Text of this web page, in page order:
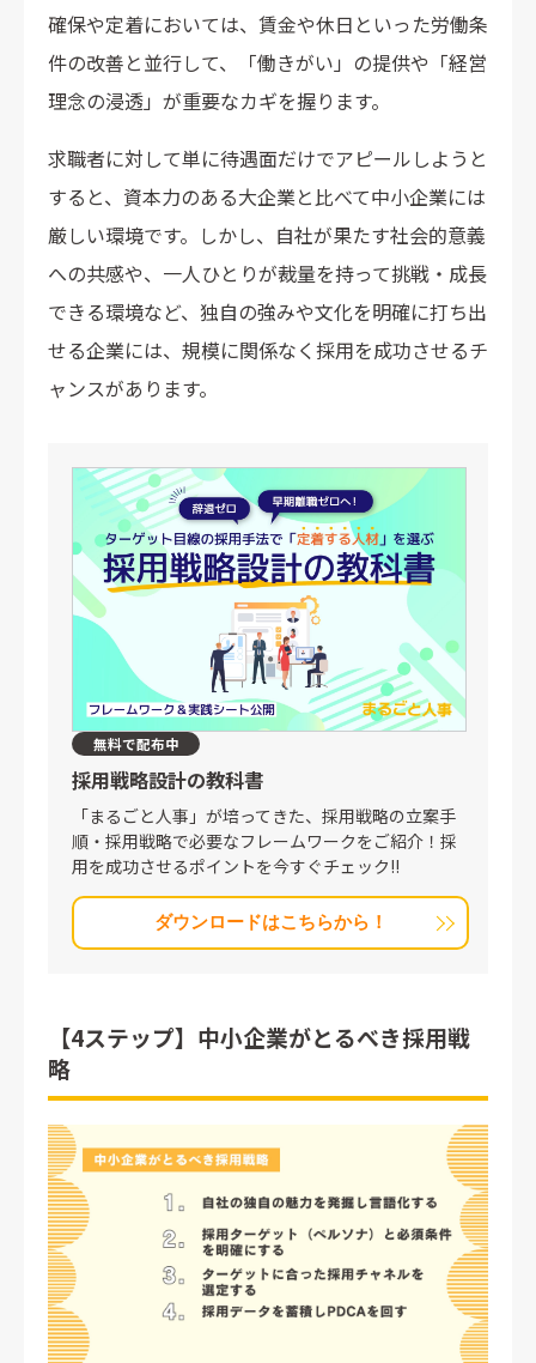
確保や定着においては、賃金や休日といった労働条
件の改善と並行して、「働きがい」の提供や「経営
理念の浸透」が重要なカギを握ります。
求職者に対して単に待遇面だけでアピールしようと
すると、資本力のある大企業と比べて中小企業には
厳しい環境です。しかし、自社が果たす社会的意義
への共感や、一人ひとりが裁量を持って挑戦・成長
できる環境など、独自の強みや文化を明確に打ち出
せる企業には、規模に関係なく採用を成功させるチ
ャンスがあります。
無料で配布中
採用戦略設計の教科書
「まるごと人事」が培ってきた、採用戦略の立案手
順・採用戦略で必要なフレームワークをご紹介！採
用を成功させるポイントを今すぐチェック!!
ダウンロードはこちらから！
【4ステップ】中小企業がとるべき採用戦
略